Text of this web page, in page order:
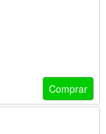
Comprar